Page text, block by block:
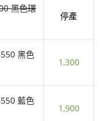
黑色環
停產
黑色
1,300
藍色
1,900